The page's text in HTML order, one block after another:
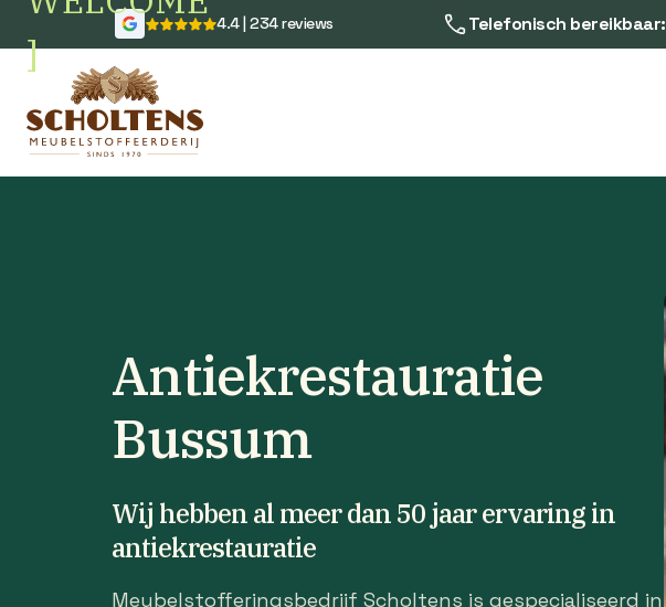
]
4.4 | 234 reviews Telefonisch bereikbaar:
Antiekrestauratie
Bussum
Wij hebben al meer dan 50 jaar ervaring in
antiekrestauratie
Meubelstofferingsbedrijf Scholtens is gespecialiseerd in